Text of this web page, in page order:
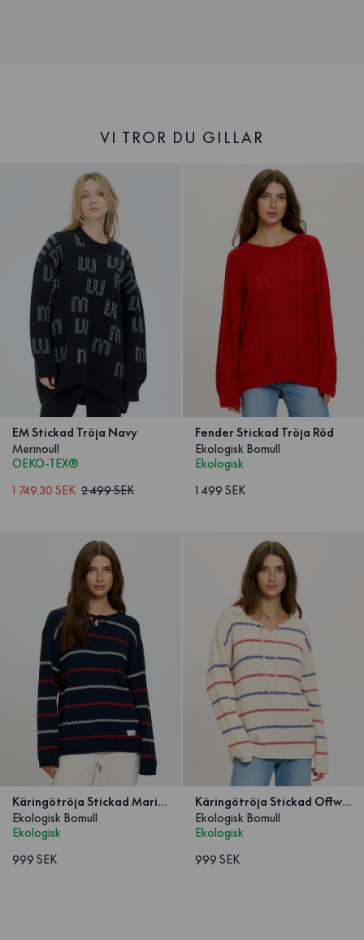
VI TROR DU GILLAR
EM Stickad Tröja Navy
Merinoull
OEKO-TEX®
1 749.30 SEK 2 499 SEK
Fender Stickad Tröja Röd
Ekologisk Bomull
Ekologisk
1 499 SEK
Käringötröja Stickad Marinblå
Ekologisk Bomull
Ekologisk
999 SEK
Käringötröja Stickad Offwhite Unisex
Ekologisk Bomull
Ekologisk
999 SEK